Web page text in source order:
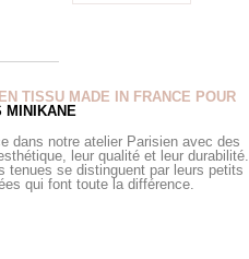
EN TISSU MADE IN FRANCE POUR
MINIKANE
dans notre atelier Parisien avec des
leur qualité et leur durabilité.
tenues se distinguent par leurs petits
qui font toute la différence.